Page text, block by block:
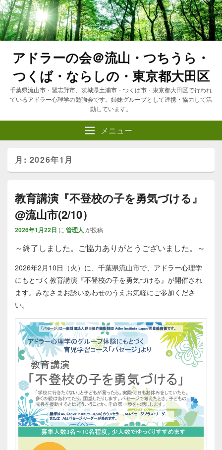
アドラーの会＠流山・つちうら・
つくば・ならしの・東京都大田区
千葉県流山市・習志野市、茨城県土浦市・つくば市・東京都大田区で行われ
ているアドラー心理学の勉強会です。姉妹グループとして連携・協力して活
動しています。
メニュー
月: 2026年1月
教育講演『不登校の子を勇気づける』
@流山市(2/10）
2026年1月22日 に 管理人 が投稿
～終了しました。ご協力ありがとうございました。～
2026年2月10日（火）に、千葉県流山市で、アドラー心理学
にもとづく教育講演『不登校の子を勇気づける』が開催され
ます。みなさまお誘いあわせのうえお気軽にご参加くださ
い。